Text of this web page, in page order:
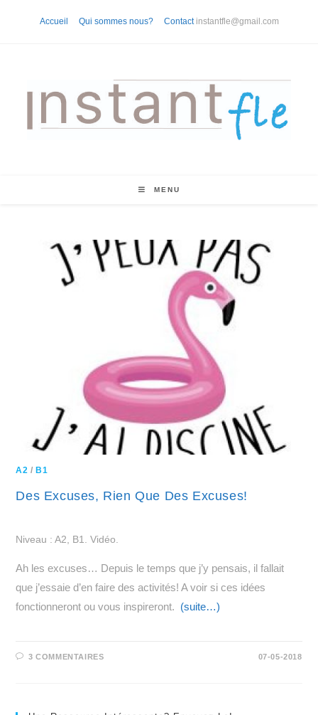
Accueil Qui sommes nous? Contact instantfle@gmail.com
MENU
A2 / B1
Des Excuses, Rien Que Des Excuses!
Niveau : A2, B1. Vidéo.
Ah les excuses… Depuis le temps que j’y pensais, il fallait
que j’essaie d’en faire des activités! A voir si ces idées
fonctionneront ou vous inspireront. (suite…)
3 COMMENTAIRES 07-05-2018